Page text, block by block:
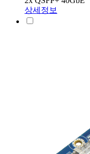
상세정보